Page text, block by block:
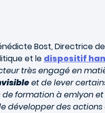
Bost, Directrice
et le dispositif
très engagé en
et de lever
formation à emlyon
développer des